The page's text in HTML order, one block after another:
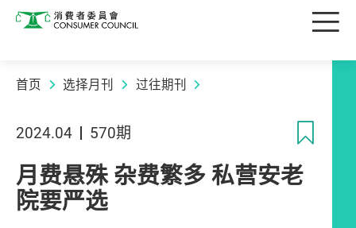
消费者委员会 目
首页 选择月刊 过往期刊
2024.04 570期
月费悬殊 杂费繁多 私营安老
院要严选